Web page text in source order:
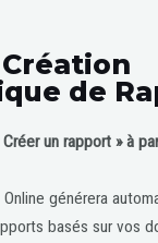
de
un rapport » à
générera
basés sur vos